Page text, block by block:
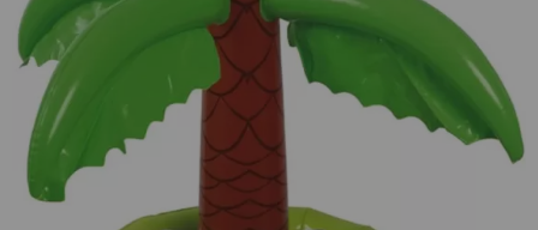
¡Adelante! Te estabamos esperando.
CREAR CUENTA